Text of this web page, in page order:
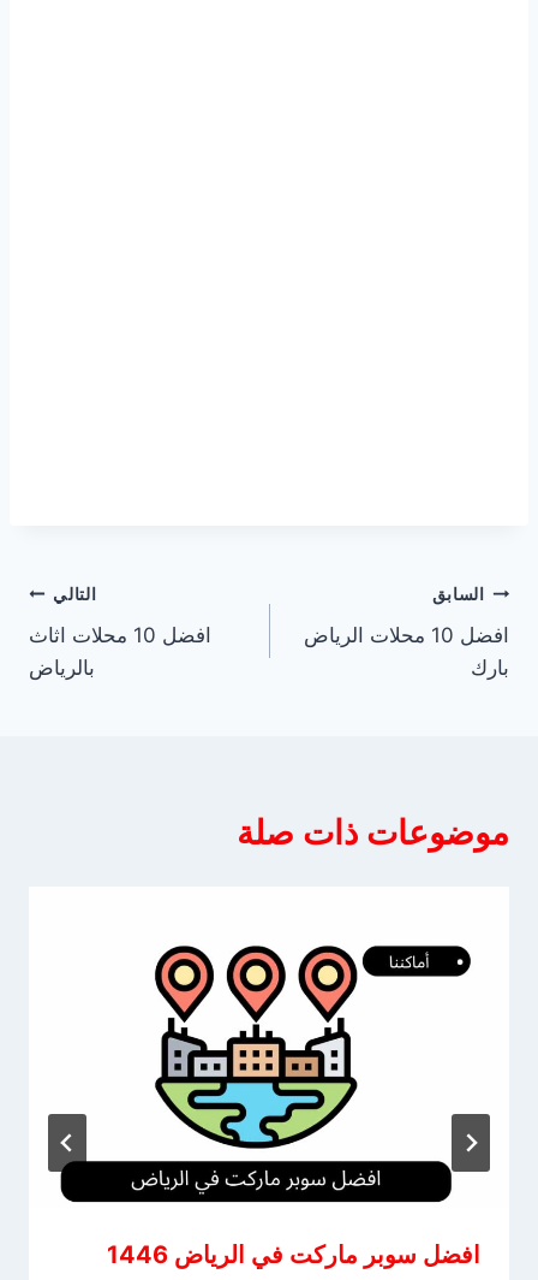
تصفّح
المقالات
السابق
افضل 10 محلات الرياض
بارك
التالي
افضل 10 محلات اثاث
بالرياض
موضوعات ذات صلة
افضل سوبر ماركت في الرياض 1446